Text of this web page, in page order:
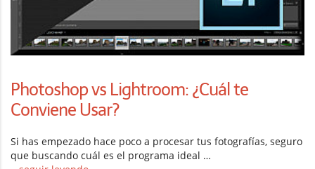
Photoshop vs Lightroom: ¿Cuál te
Conviene Usar?
Si has empezado hace poco a procesar tus fotografías, seguro
que buscando cuál es el programa ideal …